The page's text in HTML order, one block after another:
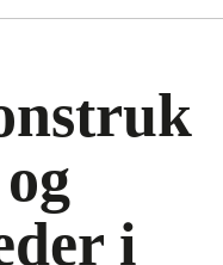
i